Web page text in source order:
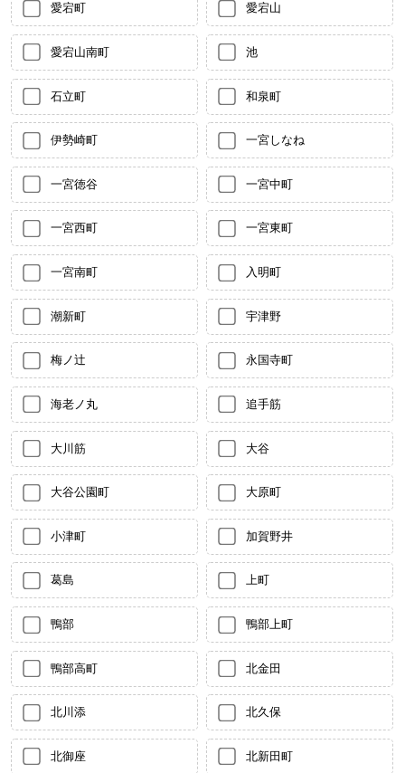
愛宕町 愛宕山
愛宕山南町 池
石立町 和泉町
伊勢崎町 一宮しなね
一宮徳谷 一宮中町
一宮西町 一宮東町
一宮南町 入明町
潮新町 宇津野
梅ノ辻 永国寺町
海老ノ丸 追手筋
大川筋 大谷
大谷公園町 大原町
小津町 加賀野井
葛島 上町
鴨部 鴨部上町
鴨部高町 北金田
北川添 北久保
北御座 北新田町